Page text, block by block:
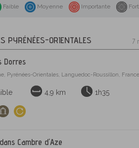
Faible Moyenne Importante
PYRÉNÉES-ORIENTALES 7
Dorres
Pyrénées-Orientales, Languedoc-Roussillon, France
4,9 km 1h35
Cambre d'Aze